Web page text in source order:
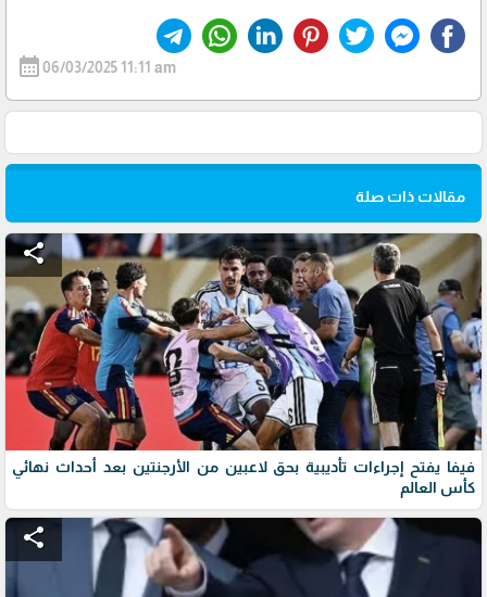
calendar_month06/03/2025 11:11 am
مقالات ذات صلة
share
فيفا يفتح إجراءات تأديبية بحق لاعبين من الأرجنتين بعد أحداث نهائي
كأس العالم
share